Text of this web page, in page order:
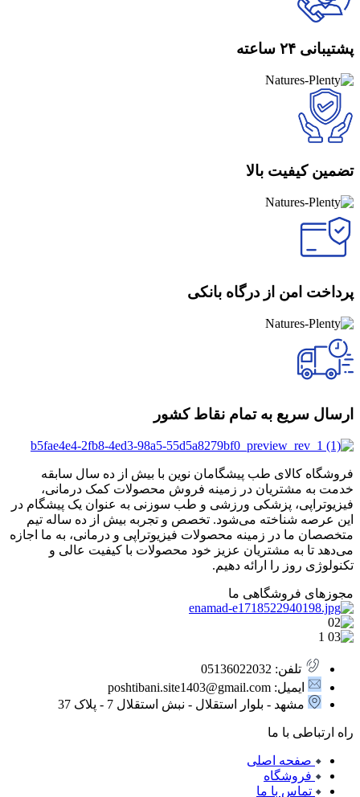
پشتیبانی ۲۴ ساعته
تضمین کیفیت بالا
پرداخت امن از درگاه بانکی
ارسال سریع به تمام نقاط کشور
فروشگاه کالای طب پیشگامان نوین با بیش از ده سال سابقه
خدمت به مشتریان در زمینه فروش محصولات کمک درمانی،
فیزیوتراپی، پزشکی ورزشی و طب سوزنی به عنوان یک پیشگام در
این عرصه شناخته می‌شود. تخصص و تجربه بیش از ده ساله تیم
متخصصان ما در زمینه محصولات فیزیوتراپی و درمانی، به ما اجازه
می‌دهد تا به مشتریان عزیز خود محصولات با کیفیت عالی و
تکنولوژی روز را ارائه دهیم.
مجوزهای فروشگاهی ما
تلفن: 05136022032
ایمیل: poshtibani.site1403@gmail.com
مشهد - بلوار استقلال - نبش استقلال 7 - پلاک 37
راه ارتباطی با ما
صفحه اصلی
فروشگاه
تماس با ما